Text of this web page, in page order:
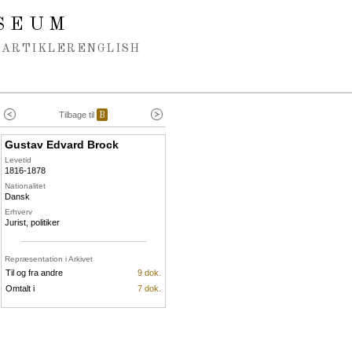
ENGLISH
Tilbage til B
Gustav Edvard Brock
Levetid
1816-1878
Nationalitet
Dansk
Erhverv
Jurist, politiker
Repræsentation i Arkivet
Til og fra andre
9 dok.
Omtalt i
7 dok.